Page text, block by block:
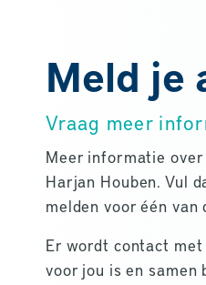
Meld je
Vraag meer
Meer informatie
Harjan Houben. Vul
melden voor één van
Er wordt contact
voor jou is en samen